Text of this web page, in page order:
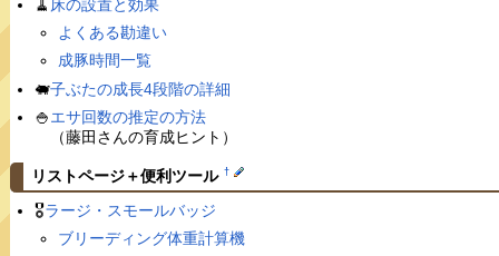
🧹 床の設置と効果
よくある勘違い
成豚時間一覧
🐖子ぶたの成長4段階の詳細
🍚エサ回数の推定の方法
（藤田さんの育成ヒント）
リストページ＋便利ツール †
🎖ラージ・スモールバッジ
ブリーディング体重計算機